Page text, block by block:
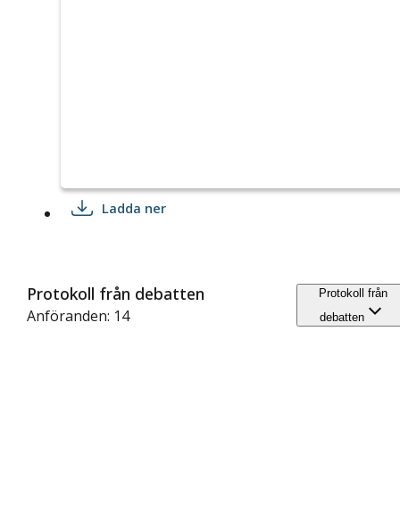
Ladda ner
Protokoll från debatten
Anföranden: 14
Protokoll från
debatten